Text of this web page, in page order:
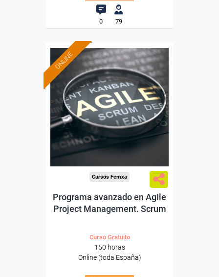
0 79
ONLINE
Formación 100%
subvencionada.
Para desempleados,
trabajadores y autónomos.
-Servicios a las Empresas.
Cursos Femxa
Programa avanzado en Agile
Project Management. Scrum
Curso Gratuito
150 horas
Online (toda España)